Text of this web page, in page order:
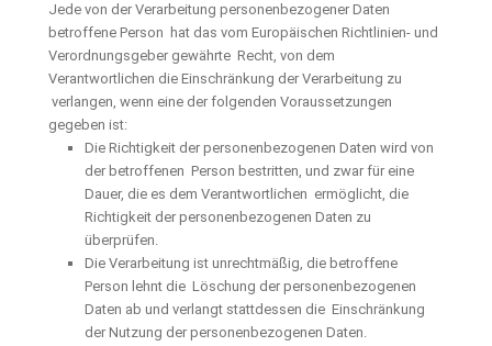
Jede von der Verarbeitung personenbezogener Daten
betroffene Person hat das vom Europäischen Richtlinien- und
Verordnungsgeber gewährte Recht, von dem
Verantwortlichen die Einschränkung der Verarbeitung zu
verlangen, wenn eine der folgenden Voraussetzungen
gegeben ist:
Die Richtigkeit der personenbezogenen Daten wird von
der betroffenen Person bestritten, und zwar für eine
Dauer, die es dem Verantwortlichen ermöglicht, die
Richtigkeit der personenbezogenen Daten zu
überprüfen.
Die Verarbeitung ist unrechtmäßig, die betroffene
Person lehnt die Löschung der personenbezogenen
Daten ab und verlangt stattdessen die Einschränkung
der Nutzung der personenbezogenen Daten.